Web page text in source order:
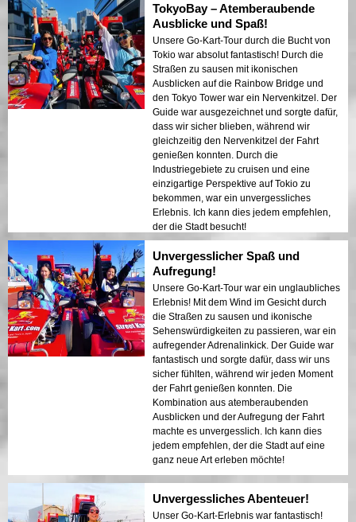
TokyoBay – Atemberaubende
Ausblicke und Spaß!
Unsere Go-Kart-Tour durch die Bucht von
Tokio war absolut fantastisch! Durch die
Straßen zu sausen mit ikonischen
Ausblicken auf die Rainbow Bridge und
den Tokyo Tower war ein Nervenkitzel. Der
Guide war ausgezeichnet und sorgte dafür,
dass wir sicher blieben, während wir
gleichzeitig den Nervenkitzel der Fahrt
genießen konnten. Durch die
Industriegebiete zu cruisen und eine
einzigartige Perspektive auf Tokio zu
bekommen, war ein unvergessliches
Erlebnis. Ich kann dies jedem empfehlen,
der die Stadt besucht!
Unvergesslicher Spaß und
Aufregung!
Unsere Go-Kart-Tour war ein unglaubliches
Erlebnis! Mit dem Wind im Gesicht durch
die Straßen zu sausen und ikonische
Sehenswürdigkeiten zu passieren, war ein
aufregender Adrenalinkick. Der Guide war
fantastisch und sorgte dafür, dass wir uns
sicher fühlten, während wir jeden Moment
der Fahrt genießen konnten. Die
Kombination aus atemberaubenden
Ausblicken und der Aufregung der Fahrt
machte es unvergesslich. Ich kann dies
jedem empfehlen, der die Stadt auf eine
ganz neue Art erleben möchte!
Unvergessliches Abenteuer!
Unser Go-Kart-Erlebnis war fantastisch!